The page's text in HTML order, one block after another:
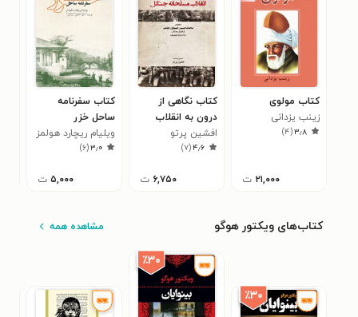
کتاب مولوی
زینب یزدانی
۳٫۸(۴)
۲۱,۰۰۰ ت
کتاب نگاهی از
درون به انقلاب
مسلحانه‌ی جنگل
افشین پرتو
۴٫۶(۷)
۶,۷۵۰ ت
کتاب سفرنامه
ساحل خزر
ویلیام ریچارد هولمز
۳٫۰(۶)
۵,۰۰۰ ت
کتاب‌های ویکتور هوگو مشاهده همه
٪۳۰
٪۳۰